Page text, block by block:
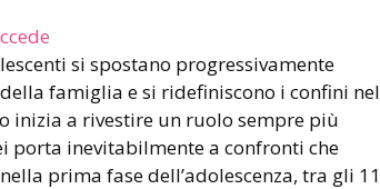
si spostano progressivamente
famiglia e si ridefiniscono i confini nel
inizia a rivestire un ruolo sempre più
porta inevitabilmente a confronti che
prima fase dell’adolescenza, tra gli 11